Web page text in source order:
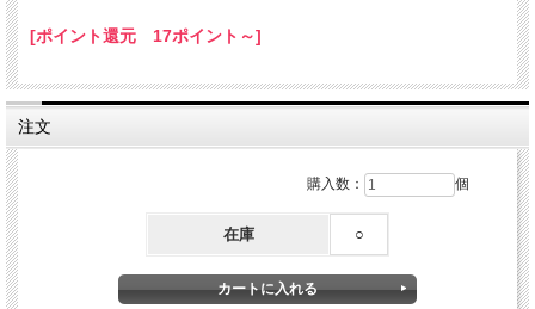
省エネ普及により、すでにスタンダードになっているLED電球をオリジナルパッケ
ージで製作。
各種ルーメン値（LEDの明るさの単位：光の量の単位）をW(ワット)に換算する
[ポイント還元 17ポイント～]
注文
購入数： 個
在庫 ○